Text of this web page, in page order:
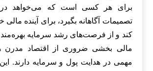
برای هر کسی است که می‌خواهد
تصمیمات آگاهانه بگیرد، برای آینده مالی
کند و از فرصت‌های رشد سرمایه بهره‌مند
مالی بخشی ضروری از اقتصاد مدرن
مهمی در هدایت پول و سرمایه دارند.